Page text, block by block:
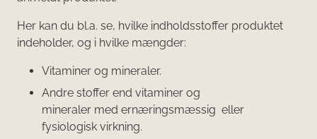
Her kan du bl.a. se, hvilke indholdsstoffer produktet
indeholder, og i hvilke mængder:
Vitaminer og mineraler.
Andre stoffer end vitaminer og
mineraler med ernæringsmæssig eller
fysiologisk virkning.